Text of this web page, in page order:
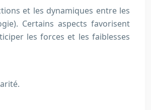
et les dynamiques entre les
Certains aspects favorisent
les forces et les faiblesses